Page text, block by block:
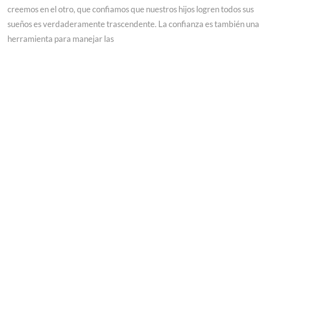
creemos en el otro, que confiamos que nuestros hijos logren todos sus
sueños es verdaderamente trascendente. La confianza es también una
herramienta para manejar las